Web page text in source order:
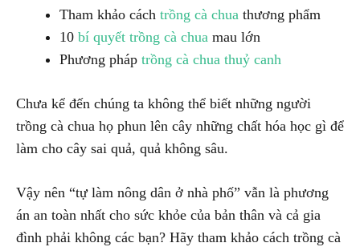
Tham khảo cách trồng cà chua thương phẩm
10 bí quyết trồng cà chua mau lớn
Phương pháp trồng cà chua thuỷ canh
Chưa kể đến chúng ta không thể biết những người
trồng cà chua họ phun lên cây những chất hóa học gì để
làm cho cây sai quả, quả không sâu.
Vậy nên “tự làm nông dân ở nhà phố” vẫn là phương
án an toàn nhất cho sức khỏe của bản thân và cả gia
đình phải không các bạn? Hãy tham khảo cách trồng cà